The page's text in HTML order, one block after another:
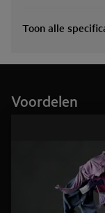
Toon alle
Voordelen